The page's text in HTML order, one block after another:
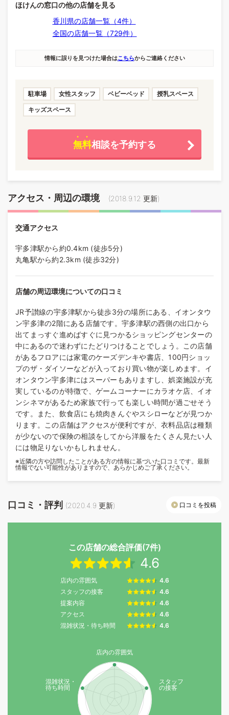
ほけんの窓口の他の店舗を見る
香川県の店舗一覧（4件）
全国の店舗一覧（729件）
情報に誤りを見つけた場合はこちらからご連絡ください
駐車場 女性スタッフ ベビーベッド 授乳スペース
キッズスペース
無料相談を予約する
アクセス・周辺の環境 (2018.9.12 更新)
交通アクセス
宇多津駅から約0.4km (徒歩5分)
丸亀駅から約2.3km (徒歩32分)
店舗の周辺環境についての口コミ
JR予讃線の宇多津駅から徒歩3分の場所にある、イオンタウ
ン宇多津の2階にある店舗です。宇多津駅の西側の出口から
出てまっすぐ進めばすぐに見つかるショッピングセンターの
中にあるので迷わずにたどりつけることでしょう。この店舗
があるフロアには家電のケーズデンキや書店、100円ショッ
プのザ・ダイソーなどが入っており買い物が楽しめます。イ
オンタウン宇多津にはスーパーもありますし、娯楽施設が充
実しているのが特徴で、ゲームコーナーにカラオケ店、イオ
ンシネマがあるため家族で行っても楽しい時間が過ごせそう
です。また、飲食店にも焼肉きんぐやスシローなどが見つか
ります。この店舗はアクセスが便利ですが、衣料品店は種類
が少ないので保険の相談をしてから洋服をたくさん見たい人
には物足りないかもしれません。
※近隣の方や訪問したことがある方の情報に基づいた口コミです。最新
情報でない可能性がありますので、あらかじめご了承ください。
口コミ・評判 (2020.4.9 更新) 口コミを投稿
この店舗の総合評価(7件)
4.6
店内の雰囲気
4.6
スタッフの接客
4.6
提案内容
4.6
アクセス
4.6
混雑状況・待ち時間
4.6
店内の雰囲気
スタッフ
の接客
混雑状況・
待ち時間